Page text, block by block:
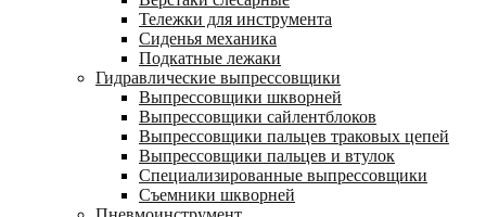
Тележки для инструмента
Сиденья механика
Подкатные лежаки
Гидравлические выпрессовщики
Выпрессовщики шкворней
Выпрессовщики сайлентблоков
Выпрессовщики пальцев траковых цепей
Выпрессовщики пальцев и втулок
Специализированные выпрессовщики
Cъемники шкворней